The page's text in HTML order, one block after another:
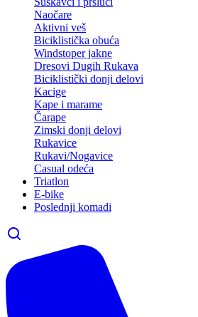
Naočare
Aktivni veš
Biciklistička obuća
Windstoper jakne
Dresovi Dugih Rukava
Biciklistički donji delovi
Kacige
Kape i marame
Čarape
Zimski donji delovi
Rukavice
Rukavi/Nogavice
Casual odeća
Triatlon
E-bike
Poslednji komadi